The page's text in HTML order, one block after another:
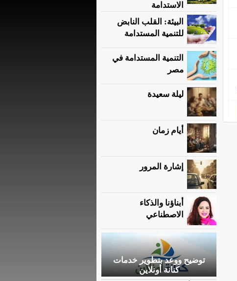
الاستدامة
البيئة: القلب النابض
للتنمية المستدامة
التنمية المستدامة في
مصر
ليلة سعيدة
أيام زمان
إشارة المرور
أبناؤنا والذكاء
الاصطناعي
توضيح ووعد بتطوير خدمات
كنانة أونلاين